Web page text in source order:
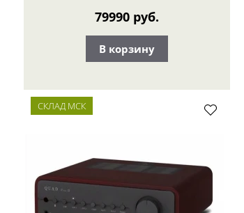
79990 руб.
В корзину
СКЛАД МСК